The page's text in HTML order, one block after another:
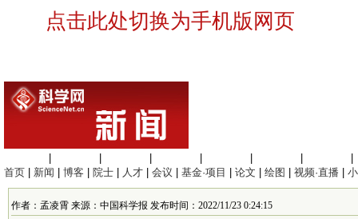
点击此处切换为手机版网页
首页
新闻 博客 院士 人才 会议 基金·项目 论文 绘图 视频·直播
作者：孟凌霄 来源：中国科学报 发布时间：2022/11/23 0:24:15